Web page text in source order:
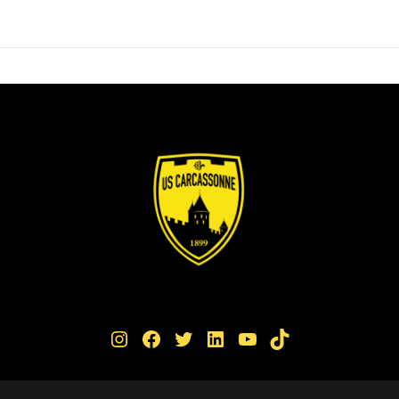
Instagram Facebook Twitter LinkedIn YouTube TikTok